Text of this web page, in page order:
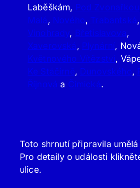
Laběškám, Pod Zvonařkou
Malá, Nového, Trabantská,
Vinohrady, Břetislavova,
Xaverovská, Plynární,
Květnového Vítězství,
Ke Stáčírně, Dunovského,
Říjnová a Čimická.
Toto shrnutí připravila
Pro detaily o události
ulice.